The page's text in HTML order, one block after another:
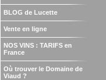
BLOG de Lucette
Vente en ligne
NOS VINS : TARIFS en
France
Où trouver le Domaine de
Viaud ?